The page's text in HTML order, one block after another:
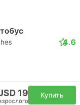
4.6
19 Купить